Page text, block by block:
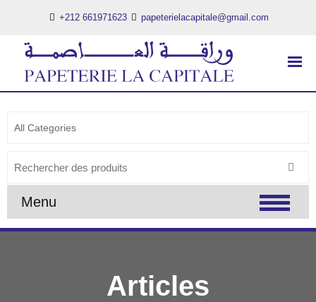
+212 661971623 papeterielacapitale@gmail.com
PAPETERIE LA CAPITALE
..:: PAPETERIE LA CAPITALE ::..
Menu
Articles